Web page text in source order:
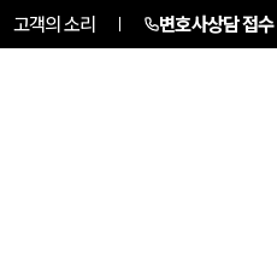
고객의 소리 변호사상담 접수